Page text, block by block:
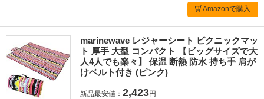
Amazonで購入
marinewave レジャーシート ピクニックマッ
ト 厚手 大型 コンパクト 【ビッグサイズで大
人4人でも楽々】 保温 断熱 防水 持ち手 肩が
けベルト付き (ピンク)
新品最安値： 2,423円